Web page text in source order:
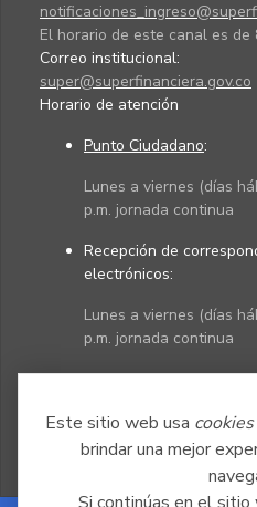
Este sitio web usa cookies
brindar una mejor
El horario de este canal es de
Correo institucional:
super@superfinanciera.gov.co
Horario de atención
Punto Ciudadano:
Lunes a viernes (días
p.m. jornada continua
Recepción de
electrónicos:
Lunes a viernes (días
p.m. jornada continua